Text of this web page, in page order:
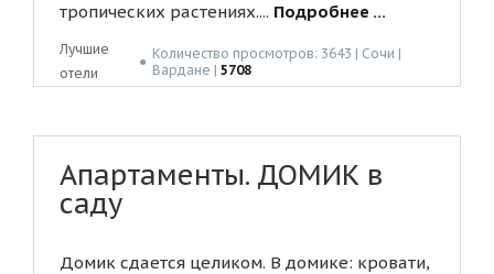
тропических растениях.... Подробнее ...
Лучшие
отели
● Количество просмотров: 3643 | Сочи |
Вардане | 5708
Апартаменты. ДОМИК в
саду
Домик сдается целиком. В домике: кровати,